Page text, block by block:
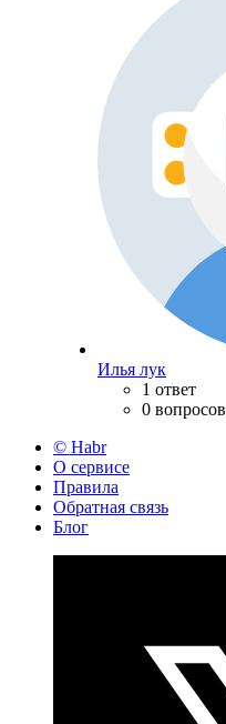
Илья лук
1 ответ
0 вопросов
© Habr
О сервисе
Правила
Обратная связь
Блог